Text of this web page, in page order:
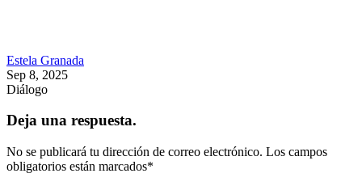
Estela Granada
Sep 8, 2025
Diálogo
Deja una respuesta.
No se publicará tu dirección de correo electrónico. Los campos
obligatorios están marcados*